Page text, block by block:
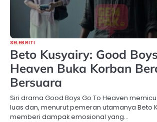
SELEBRITI
Beto Kusyairy: Good
Heaven Buka Korban
Bersuara
Siri drama Good Boys Go To Heaven
luas dan, menurut pemeran utamanya Beto
memberi dampak emosional yang…